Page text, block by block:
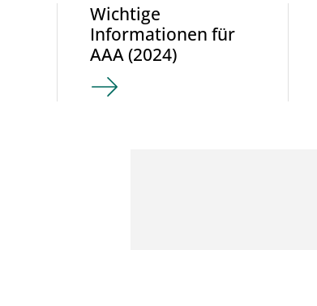
Wichtige
Informationen für
AAA (2024)